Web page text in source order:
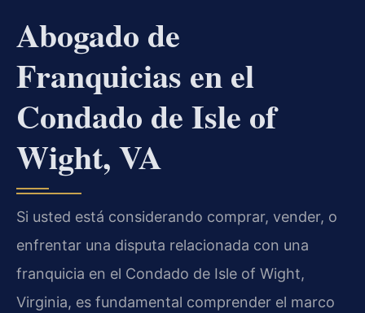
Abogado de
Franquicias en el
Condado de Isle of
Wight, VA
Si usted está considerando comprar, vender, o
enfrentar una disputa relacionada con una
franquicia en el Condado de Isle of Wight,
Virginia, es fundamental comprender el marco